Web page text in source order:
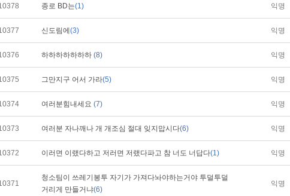
종로 BD는(1) 익명
신도림에 (3) 익명
하하하하하하하 (8) 익명
그만지구 어서 가라(5) 익명
여러분힘내세요 (7) 익명
여러분 자나깨나 개 개조심 절대 잊지맙시다(6) 익명
이러면 이랬다하고 저러면 저랬다파고 참 너도 너답다(1) 익명
청소팀이 쓰레기봉투 자기가 가져다놔야하는거야 투덜투덜
거리게 만들거냐(6)
익명